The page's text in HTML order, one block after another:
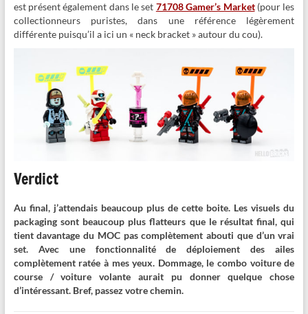
est présent également dans le set 71708 Gamer’s Market(pour les
collectionneurs puristes, dans une référence légèrement
différente puisqu’il a ici un « neck bracket » autour du cou).
Verdict
Au final, j’attendais beaucoup plus de cette boite. Les visuels du
packaging sont beaucoup plus flatteurs que le résultat final, qui
tient davantage du MOC pas complètement abouti que d’un vrai
set. Avec une fonctionnalité de déploiement des ailes
complètement ratée à mes yeux. Dommage, le combo voiture de
course / voiture volante aurait pu donner quelque chose
d’intéressant. Bref, passez votre chemin.